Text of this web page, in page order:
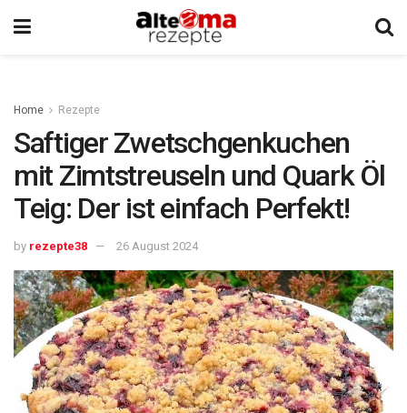
Home Rezepte
Saftiger Zwetschgenkuchen
mit Zimtstreuseln und Quark Öl
Teig: Der ist einfach Perfekt!
by rezepte38 26 August 2024